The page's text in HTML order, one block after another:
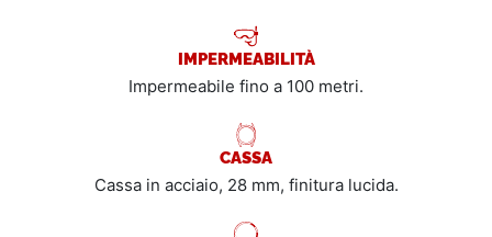
IMPERMEABILITÀ
Impermeabile fino a 100 metri.
CASSA
Cassa in acciaio, 28 mm, finitura lucida.